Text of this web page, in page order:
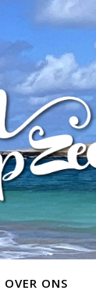
OVER ONS